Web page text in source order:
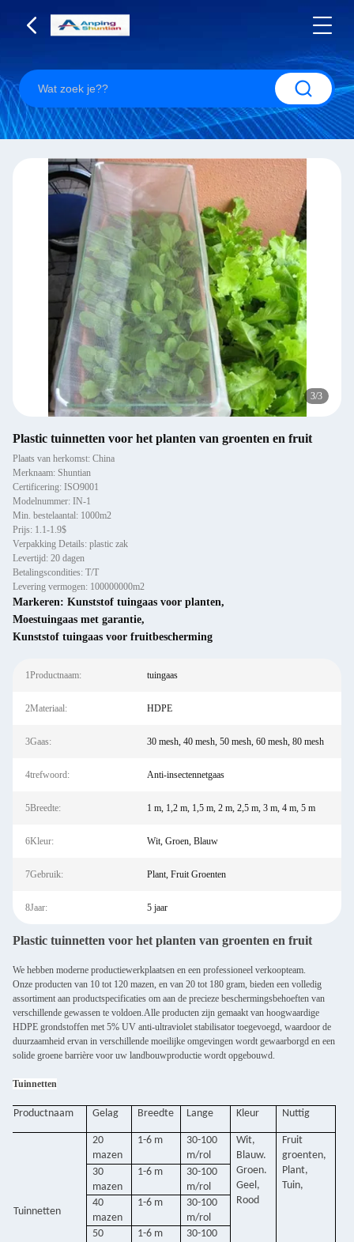
3/3
Plastic tuinnetten voor het planten van groenten en fruit
Plaats van herkomst: China
Merknaam: Shuntian
Certificering: ISO9001
Modelnummer: IN-1
Min. bestelaantal: 1000m2
Prijs: 1.1-1.9$
Verpakking Details: plastic zak
Levertijd: 20 dagen
Betalingscondities: T/T
Levering vermogen: 100000000m2
Markeren: Kunststof tuingaas voor planten,
Moestuingaas met garantie,
Kunststof tuingaas voor fruitbescherming
1Productnaam: tuingaas
2Materiaal: HDPE
3Gaas: 30 mesh, 40 mesh, 50 mesh, 60 mesh, 80 mesh
4trefwoord: Anti-insectennetgaas
5Breedte: 1 m, 1,2 m, 1,5 m, 2 m, 2,5 m, 3 m, 4 m, 5 m
6Kleur: Wit, Groen, Blauw
7Gebruik: Plant, Fruit Groenten
8Jaar: 5 jaar
Plastic tuinnetten voor het planten van groenten en fruit
We hebben moderne productiewerkplaatsen en een professioneel verkoopteam.
Onze producten van 10 tot 120 mazen, en van 20 tot 180 gram, bieden een volledig
assortiment aan productspecificaties om aan de precieze beschermingsbehoeften van
verschillende gewassen te voldoen.Alle producten zijn gemaakt van hoogwaardige
HDPE grondstoffen met 5% UV anti-ultraviolet stabilisator toegevoegd, waardoor de
duurzaamheid ervan in verschillende moeilijke omgevingen wordt gewaarborgd en een
solide groene barrière voor uw landbouwproductie wordt opgebouwd.
Tuinnetten
Productnaam Gelag Breedte Lange Kleur Nuttig
Tuinnetten
20
mazen
1-6 m
30-100
m/rol
Wit,
Blauw.
Groen.
Geel,
Rood
Fruit
groenten,
Plant,
Tuin,
30
mazen
1-6 m
30-100
m/rol
40
mazen
1-6 m
30-100
m/rol
50
1-6 m
30-100